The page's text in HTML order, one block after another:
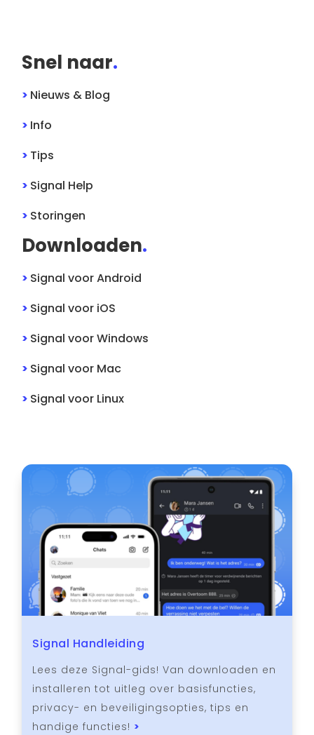
Snel naar.
> Nieuws & Blog
> Info
> Tips
> Signal Help
> Storingen
Downloaden.
> SignalvoorAndroid
> Signalvoor iOS
> SignalvoorWindows
> Signalvoor Mac
> Signalvoor Linux
Signal Handleiding
Lees deze Signal-gids! Van downloaden en
installeren tot uitleg over basisfuncties,
privacy- en beveiligingsopties, tips en
handige functies! >